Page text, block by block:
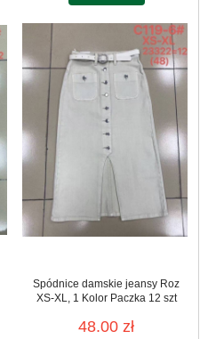
Spódnice damskie jeansy Roz
XS-XL, 1 Kolor Paczka 12 szt
48.00 zł